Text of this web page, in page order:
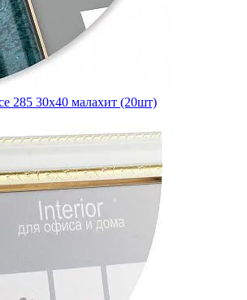
285 30х40 малахит (20шт)